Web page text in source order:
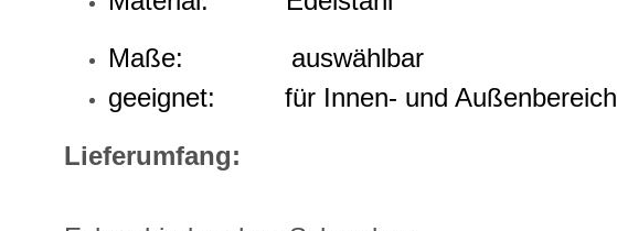
Maße: auswählbar
geeignet: für Innen- und Außenbereich
Lieferumfang: